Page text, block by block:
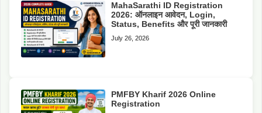
MahaSarathi ID Registration
2026: ऑनलाइन आवेदन, Login,
Status, Benefits और पूरी जानकारी
July 26, 2026
PMFBY Kharif 2026 Online
Registration